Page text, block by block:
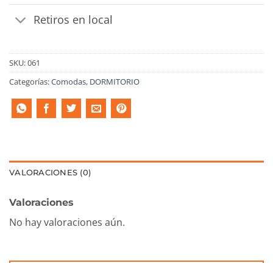
Retiros en local
SKU:061
Categorías:Comodas, DORMITORIO
VALORACIONES (0)
Valoraciones
No hay valoraciones aún.